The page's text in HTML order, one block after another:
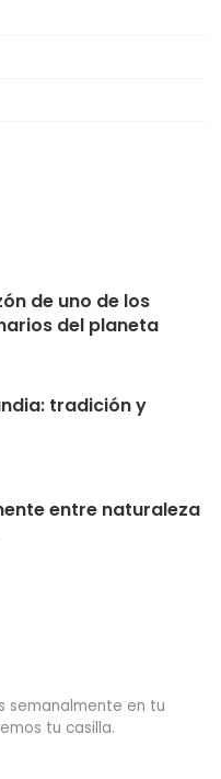
de uno de los
del planeta
tradición y
entre naturaleza
semanalmente en tu
tu casilla.